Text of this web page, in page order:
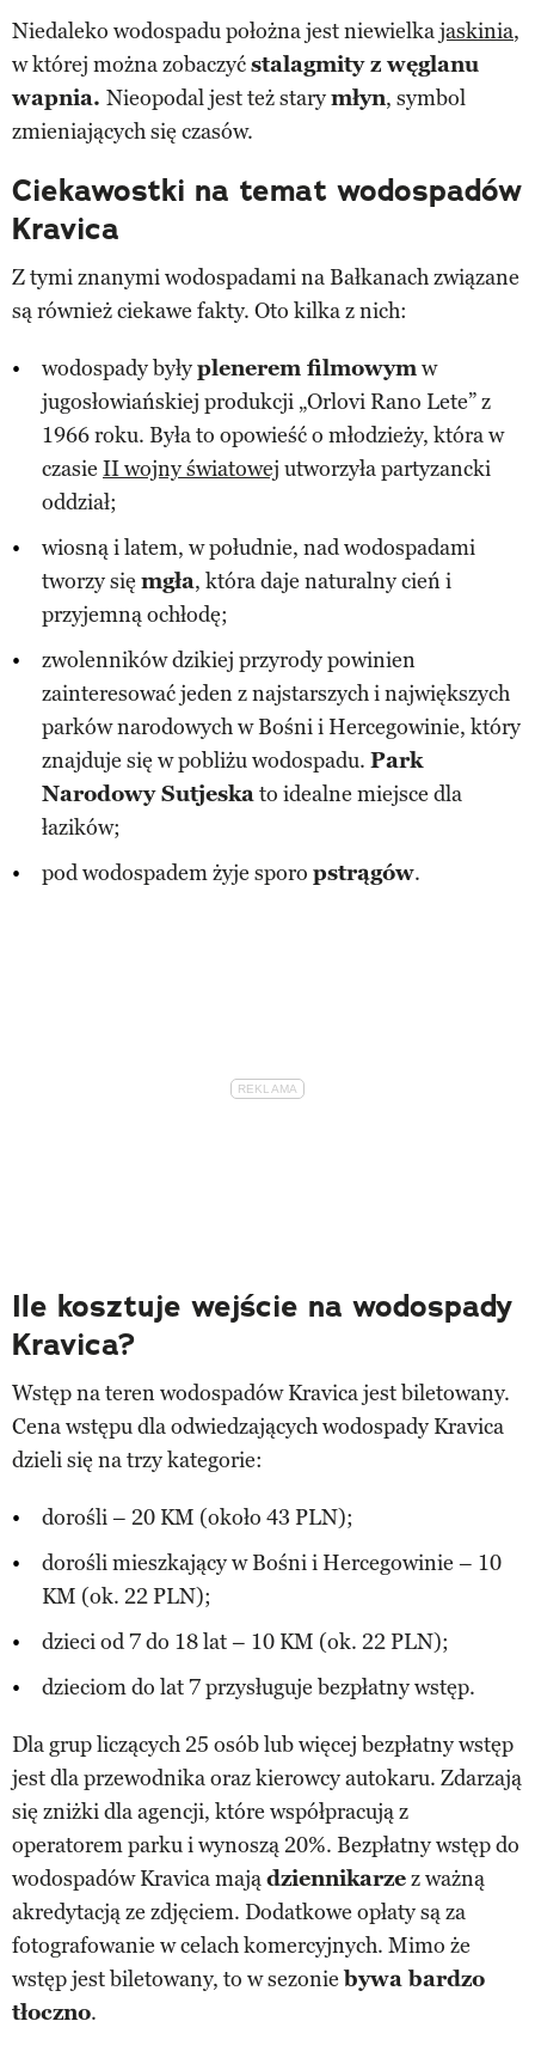
Niedaleko wodospadu położna jest niewielkajaskinia,
w której można zobaczyćstalagmity z węglanu
wapnia. Nieopodal jest też starymłyn, symbol
zmieniających się czasów.
Ciekawostki na temat wodospadów
Kravica
Z tymi znanymi wodospadami na Bałkanach związane
są również ciekawe fakty. Oto kilka z nich:
wodospady byłyplenerem filmowymw
jugosłowiańskiej produkcji „Orlovi Rano Lete” z
1966 roku. Była to opowieść o młodzieży, która w
czasie II wojny światowej utworzyła partyzancki
oddział;
wiosną i latem, w południe, nad wodospadami
tworzy się mgła, która daje naturalny cień i
przyjemną ochłodę;
zwolenników dzikiej przyrody powinien
zainteresować jeden z najstarszych i największych
parków narodowych w Bośni i Hercegowinie, który
znajduje się w pobliżu wodospadu. Park
Narodowy Sutjeskato idealne miejsce dla
łazików;
pod wodospadem żyje sporo pstrągów.
Ile kosztuje wejście na wodospady
Kravica?
Wstęp na teren wodospadów Kravica jest biletowany.
Cena wstępu dla odwiedzających wodospady Kravica
dzieli się na trzy kategorie:
dorośli – 20 KM (około 43 PLN);
dorośli mieszkający w Bośni i Hercegowinie – 10
KM (ok. 22 PLN);
dzieci od 7 do 18 lat – 10 KM (ok. 22 PLN);
dzieciom do lat 7 przysługuje bezpłatny wstęp.
Dla grup liczących 25 osób lub więcej bezpłatny wstęp
jest dla przewodnika oraz kierowcy autokaru. Zdarzają
się zniżki dla agencji, które współpracują z
operatorem parku i wynoszą 20%. Bezpłatny wstęp do
wodospadów Kravica majądziennikarzez ważną
akredytacją ze zdjęciem. Dodatkowe opłaty są za
fotografowanie w celach komercyjnych. Mimo że
wstęp jest biletowany, to w sezoniebywa bardzo
tłoczno.